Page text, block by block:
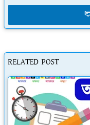
RELATED POST